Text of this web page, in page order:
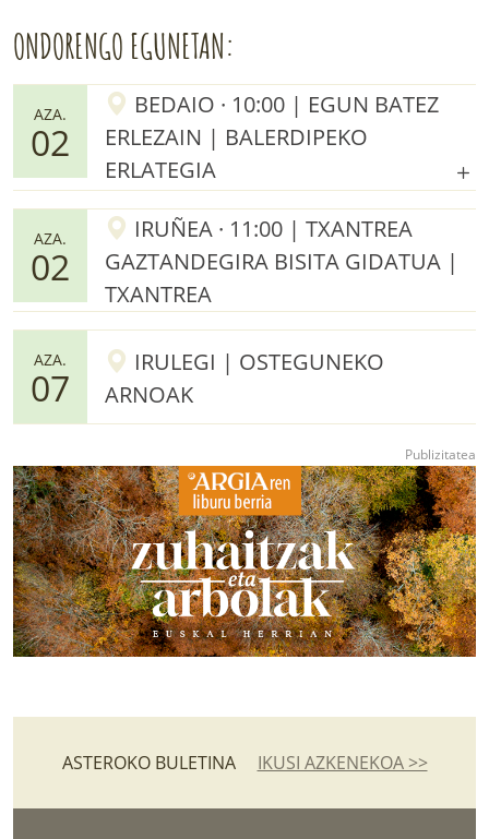
ONDORENGO EGUNETAN:
AZA.
02
BEDAIO · 10:00 | EGUN BATEZ
ERLEZAIN | BALERDIPEKO
ERLATEGIA
AZA.
02
IRUÑEA · 11:00 | TXANTREA
GAZTANDEGIRA BISITA GIDATUA |
TXANTREA
AZA.
07
IRULEGI | OSTEGUNEKO
ARNOAK
ASTEROKO BULETINA IKUSI AZKENEKOA >>